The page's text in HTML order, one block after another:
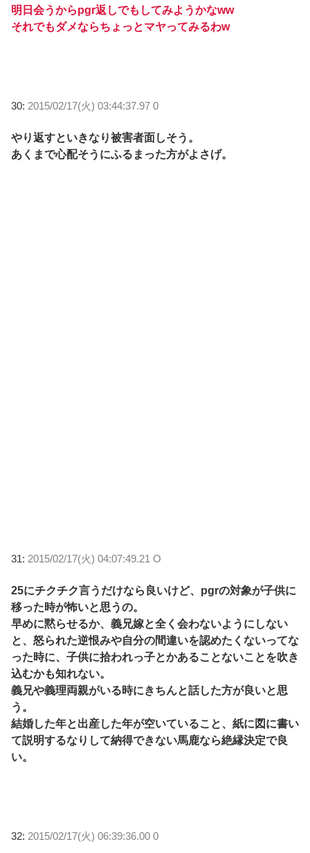
明日会うからpgr返しでもしてみようかなww
それでもダメならちょっとマヤってみるわw
30: 2015/02/17(火) 03:44:37.97 0
やり返すといきなり被害者面しそう。
あくまで心配そうにふるまった方がよさげ。
31: 2015/02/17(火) 04:07:49.21 O
25にチクチク言うだけなら良いけど、pgrの対象が子供に
移った時が怖いと思うの。
早めに黙らせるか、義兄嫁と全く会わないようにしない
と、怒られた逆恨みや自分の間違いを認めたくないってな
った時に、子供に拾われっ子とかあることないことを吹き
込むかも知れない。
義兄や義理両親がいる時にきちんと話した方が良いと思
う。
結婚した年と出産した年が空いていること、紙に図に書い
て説明するなりして納得できない馬鹿なら絶縁決定で良
い。
32: 2015/02/17(火) 06:39:36.00 0